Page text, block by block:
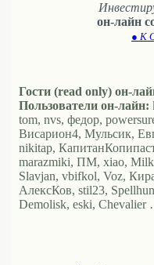
он-лайн
● К
Гости (read only) он-
Пользователи он-лайн:
tom, nvs, федор,
Висариoн4, Мульсик,
nikitap,
marazmiki, ПМ, xiao,
Slavjan, vbifkol, Voz,
АлексКов, stil23,
Demolisk, eski, Chevalier